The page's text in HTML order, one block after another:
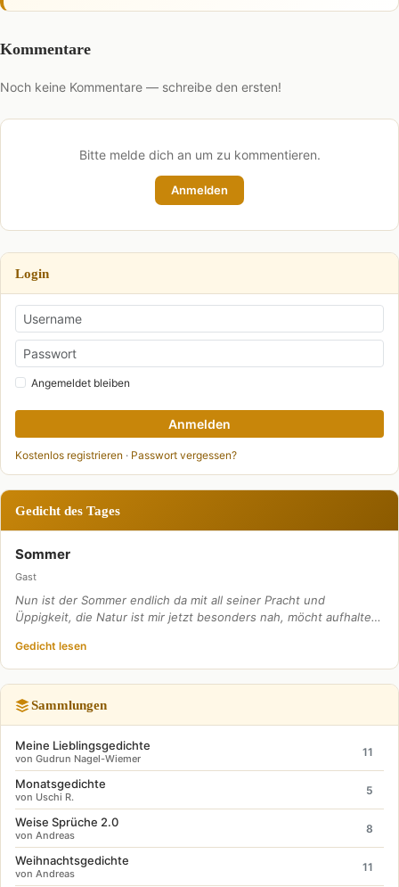
Kommentare
Noch keine Kommentare — schreibe den ersten!
Bitte melde dich an um zu kommentieren.
Anmelden
Login
Angemeldet bleiben
Anmelden
Kostenlos registrieren · Passwort vergessen?
Gedicht des Tages
Sommer
Gast
Nun ist der Sommer endlich da mit all seiner Pracht und
Üppigkeit, die Natur ist mir jetzt besonders nah, möcht aufhalte…
Gedicht lesen
Sammlungen
Meine Lieblingsgedichte
von Gudrun Nagel-Wiemer
11
Monatsgedichte
von Uschi R.
5
Weise Sprüche 2.0
von Andreas
8
Weihnachtsgedichte
von Andreas
11